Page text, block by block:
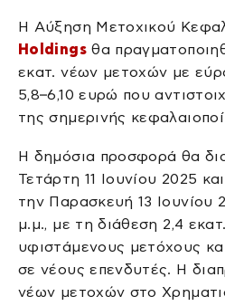
Η Αύξηση Μετοχικού
Holdingsθα
εκατ. νέων μετοχών με
5,8–6,10 ευρώ που
της σημερινής
Η δημόσια προσφορά θα
Τετάρτη 11 Ιουνίου 2025
την Παρασκευή 13 Ιουνίου
μ.μ., με τη διάθεση 2,4
υφιστάμενους μετόχους
σε νέους επενδυτές. Η
νέων μετοχών στο